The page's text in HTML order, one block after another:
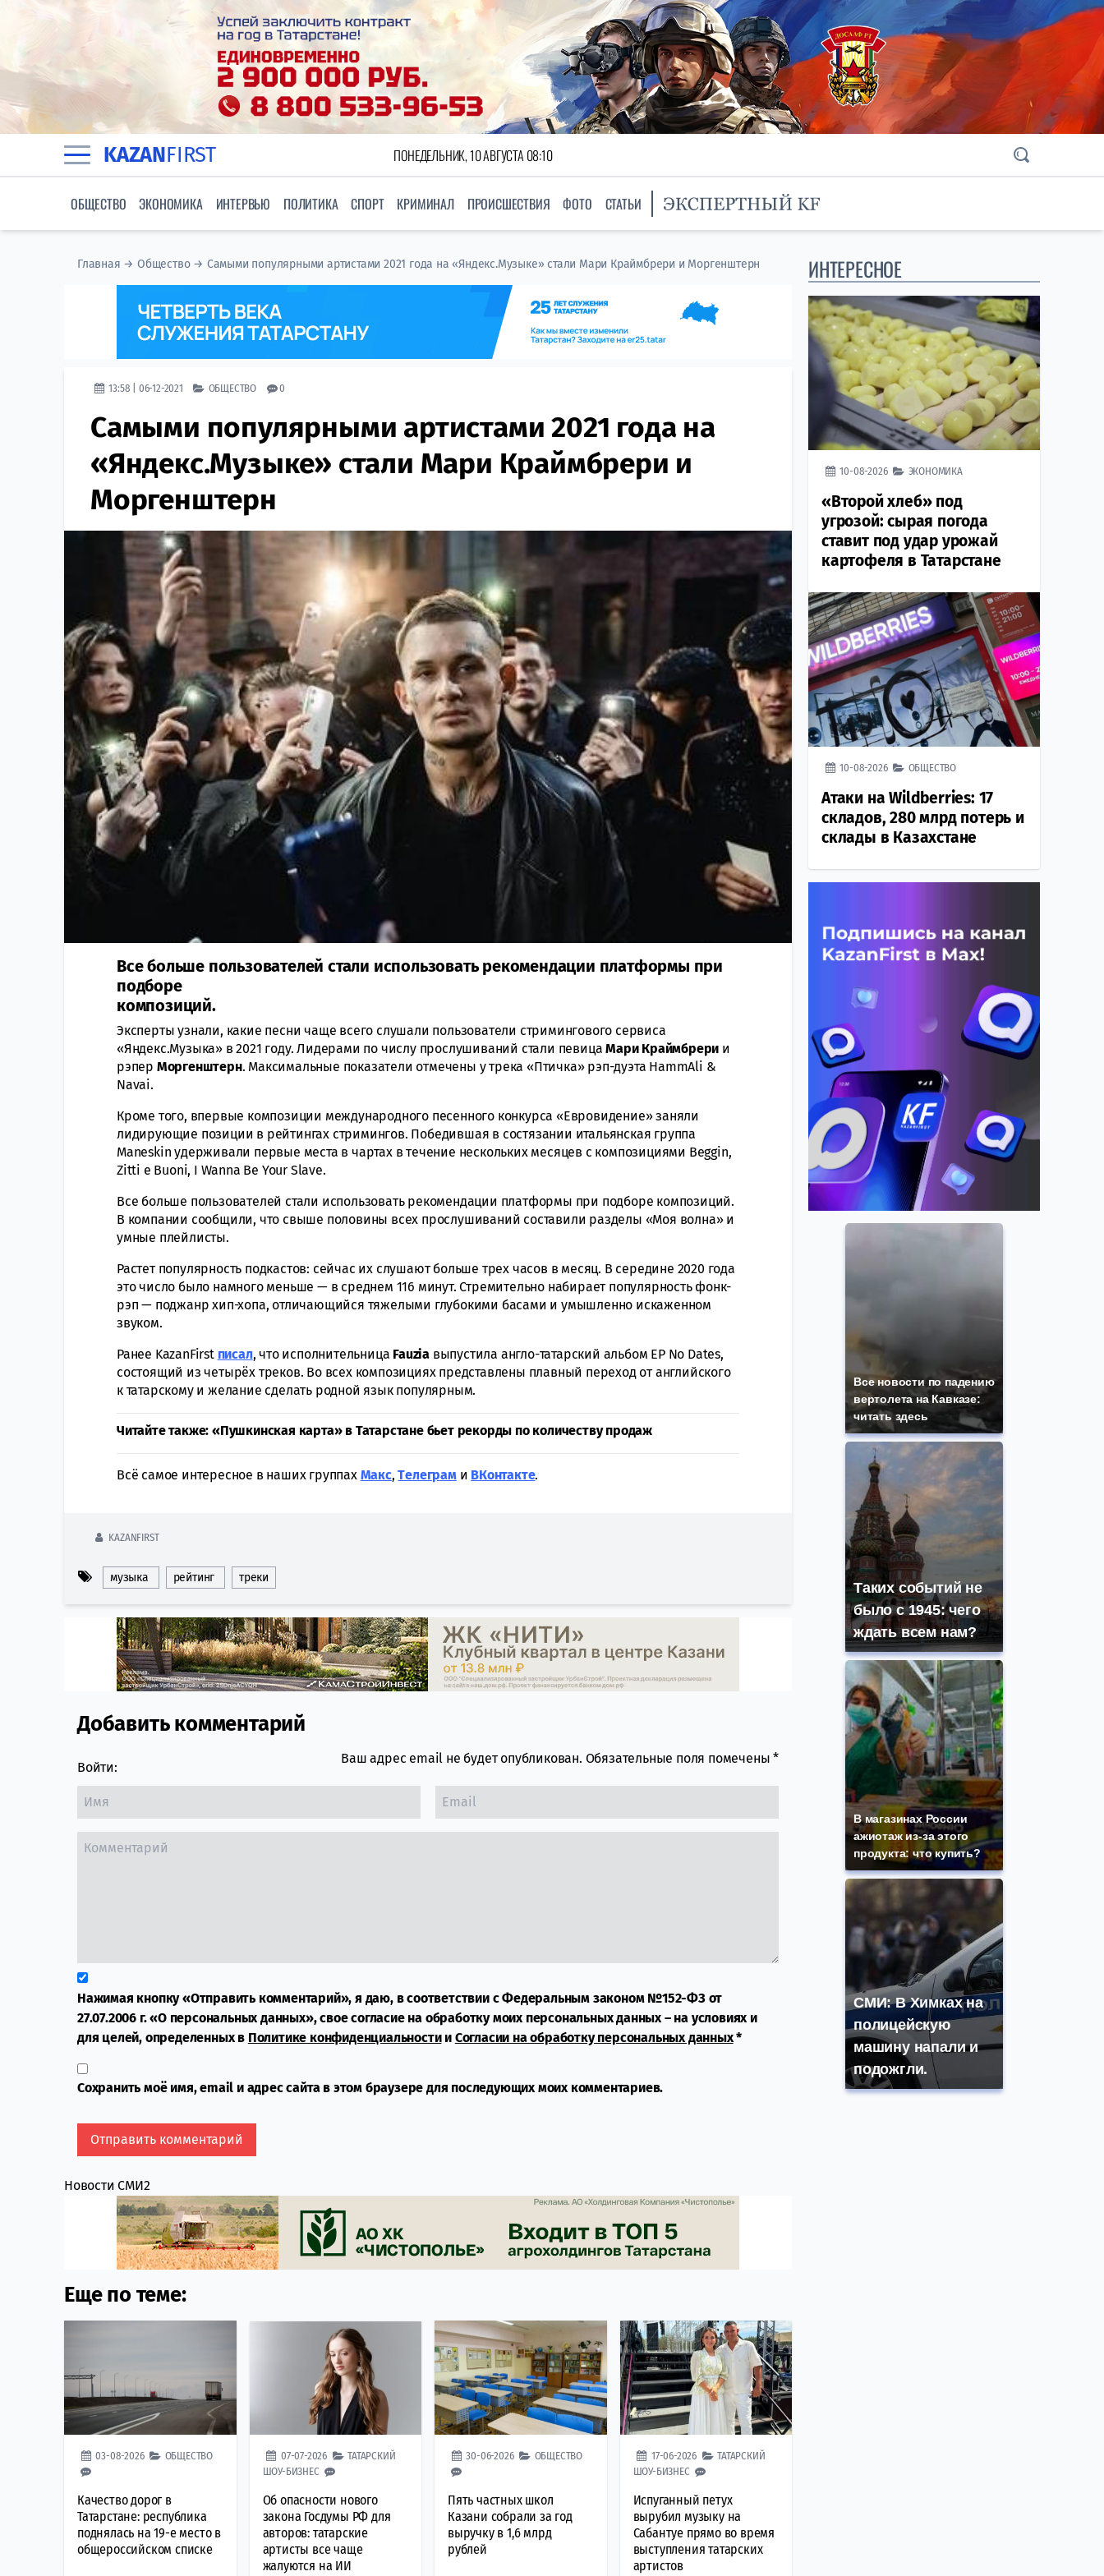
KAZANFIRST ПОНЕДЕЛЬНИК, 10 АВГУСТА 08:10
ОБЩЕСТВО ЭКОНОМИКА ИНТЕРВЬЮ ПОЛИТИКА СПОРТ КРИМИНАЛ ПРОИСШЕСТВИЯ ФОТО СТАТЬИ
Главная →Общество→ Самыми популярными артистами 2021 года на «Яндекс.Музыке» стали Мари Краймбрери и Моргенштерн
13:58 | 06-12-2021 ОБЩЕСТВО 0
Самыми популярными артистами 2021 года на
«Яндекс.Музыке» стали Мари Краймбрери и
Моргенштерн
Все больше пользователей стали использовать рекомендации платформы при
подборе
композиций.
Эксперты узнали, какие песни чаще всего слушали пользователи стримингового сервиса
«Яндекс.Музыка» в 2021 году. Лидерами по числу прослушиваний стали певицаМари Краймбрери и
рэпер Моргенштерн. Максимальные показатели отмечены у трека «Птичка» рэп-дуэта HammAli &
Navai.
Кроме того, впервые композиции международного песенного конкурса «Евровидение» заняли
лидирующие позиции в рейтингах стримингов. Победившая в состязании итальянская группа
Maneskin удерживали первые места в чартах в течение нескольких месяцев с композициями Beggin,
Zitti e Buoni, I Wanna Be Your Slave.
Все больше пользователей стали использовать рекомендации платформы при подборе композиций.
В компании сообщили, что свыше половины всех прослушиваний составили разделы «Моя волна» и
умные плейлисты.
Растет популярность подкастов: сейчас их слушают больше трех часов в месяц. В середине 2020 года
это число было намного меньше — в среднем 116 минут. Стремительно набирает популярность фонк-
рэп — поджанр хип-хопа, отличающийся тяжелыми глубокими басами и умышленно искаженном
звуком.
Ранее KazanFirst писал, что исполнительница Fauzia выпустила англо-татарский альбом EP No Dates,
состоящий из четырёх треков. Во всех композициях представлены плавный переход от английского
к татарскому и желание сделать родной язык популярным.
Читайте также: «Пушкинская карта» в Татарстане бьет рекорды по количеству продаж
Всё самое интересное в наших группах Макс,Tелеграми ВКонтакте.
KAZANFIRST
музыка рейтинг треки
Comment section
Добавить комментарий
Войти:
Ваш адрес email не будет опубликован. Обязательные поля помечены*
Нажимая кнопку «Отправить комментарий», я даю, в соответствии с Федеральным законом №152-ФЗ от
27.07.2006 г. «О персональных данных», свое согласие на обработку моих персональных данных – на условиях и
для целей, определенных в Политике конфиденциальностии Согласии на обработку персональных данных*
Сохранить моё имя, email и адрес сайта в этом браузере для последующих моих комментариев.
Новости СМИ2
Еще по теме:
03-08-2026 ОБЩЕСТВО
Качество дорог в
Татарстане: республика
поднялась на 19-е место в
общероссийском списке
07-07-2026
ТАТАРСКИЙ
ШОУ-БИЗНЕС
Об опасности нового
закона Госдумы РФ для
авторов: татарские
артисты все чаще
жалуются на ИИ
30-06-2026 ОБЩЕСТВО
Пять частных школ
Казани собрали за год
выручку в 1,6 млрд
рублей
17-06-2026
ТАТАРСКИЙ
ШОУ-БИЗНЕС
Испуганный петух
вырубил музыку на
Сабантуе прямо во время
выступления татарских
артистов
ИНТЕРЕСНОЕ
10-08-2026 ЭКОНОМИКА
«Второй хлеб» под
угрозой: сырая погода
ставит под удар урожай
картофеля в Татарстане
10-08-2026 ОБЩЕСТВО
Атаки на Wildberries: 17
складов, 280 млрд потерь и
склады в Казахстане
Все новости по падению
вертолета на Кавказе:
читать здесь
Таких событий не
было с 1945: чего
ждать всем нам?
В магазинах России
ажиотаж из-за этого
продукта: что купить?
СМИ: В Химках на
полицейскую
машину напали и
подожгли.